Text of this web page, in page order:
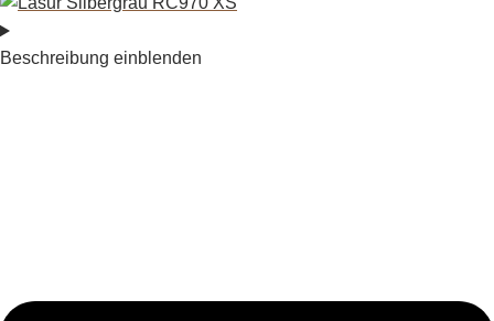
Beschreibung einblenden